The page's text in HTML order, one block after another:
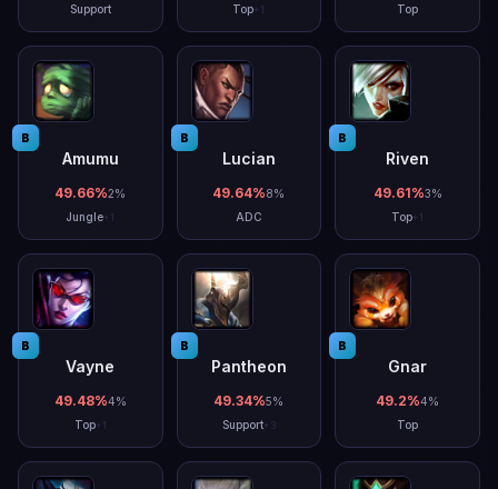
Support
Top+ 1
Top
B
Amumu
49.66%2%
Jungle+ 1
B
Lucian
49.64%8%
ADC
B
Riven
49.61%3%
Top+ 1
B
Vayne
49.48%4%
Top+ 1
B
Pantheon
49.34%5%
Support+ 3
B
Gnar
49.2%4%
Top